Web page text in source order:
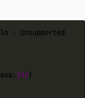
: Unsupported
142 )